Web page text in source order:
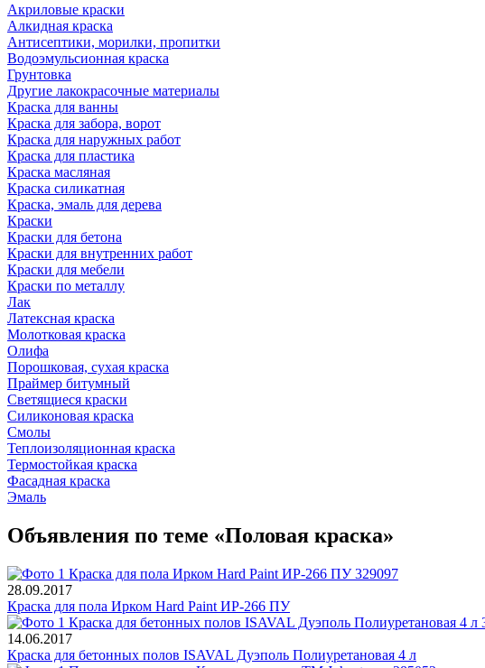
Акриловые краски
Алкидная краска
Антисептики, морилки, пропитки
Водоэмульсионная краска
Грунтовка
Другие лакокрасочные материалы
Краска для ванны
Краска для забора, ворот
Краска для наружных работ
Краска для пластика
Краска масляная
Краска силикатная
Краска, эмаль для дерева
Краски
Краски для бетона
Краски для внутренних работ
Краски для мебели
Краски по металлу
Лак
Латексная краска
Молотковая краска
Олифа
Порошковая, сухая краска
Праймер битумный
Светящиеся краски
Силиконовая краска
Смолы
Теплоизоляционная краска
Термостойкая краска
Фасадная краска
Эмаль
Объявления по теме «Половая краска»
28.09.2017
Краска для пола Ирком Hard Paint ИР-266 ПУ
14.06.2017
Краска для бетонных полов ISAVAL Дуэполь Полиуретановая 4 л